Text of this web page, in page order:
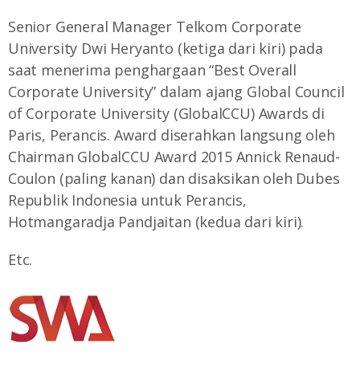
Senior General Manager Telkom Corporate
University Dwi Heryanto (ketiga dari kiri) pada
saat menerima penghargaan “Best Overall
Corporate University” dalam ajang Global Council
of Corporate University (GlobalCCU) Awards di
Paris, Perancis. Award diserahkan langsung oleh
Chairman GlobalCCU Award 2015 Annick Renaud-
Coulon (paling kanan) dan disaksikan oleh Dubes
Republik Indonesia untuk Perancis,
Hotmangaradja Pandjaitan (kedua dari kiri).
Etc.